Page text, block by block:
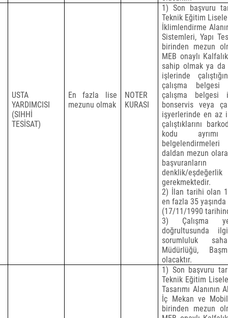
USTA
YARDIMCISI
(SIHHİ
TESİSAT)
En fazla lise
mezunu olmak
NOTER
KURASI
1) Son başvuru
Teknik Eğitim
İklimlendirme
Sistemleri, Yapı
birinden mezun
MEB onaylı Kalfalık
sahip olmak ya da
işlerinde
çalışma belgesi
çalışma belgesi
bonservis veya
işyerlerinde en az
çalıştıklarını
kodu ayrımı
belgelendirmeleri
daldan mezun
başvuranların
denklik/
gerekmektedir.
2) İlan tarihi olan
en fazla 35
(17/11/1990
3) Çalışma
doğrultusunda
sorumluluk
Müdürlüğü,
olacaktır.
1) Son başvuru
Teknik Eğitim
Tasarımı
İç Mekan ve
birinden mezun